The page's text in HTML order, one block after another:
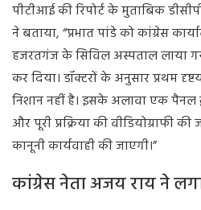
पीटीआई की रिपोर्ट के मुताबिक
ने बताया, “प्रभात पांडे को कांग्रेस
हजरतगंज के सिविल अस्पताल लाया
कर दिया। डॉक्टरों के अनुसार प्रथम
निशान नहीं है। इसके अलावा एक पैनल
और पूरी प्रक्रिया की वीडियोग्राफी
कानूनी कार्यवाही की जाएगी।”
कांग्रेस नेता अजय राय ने